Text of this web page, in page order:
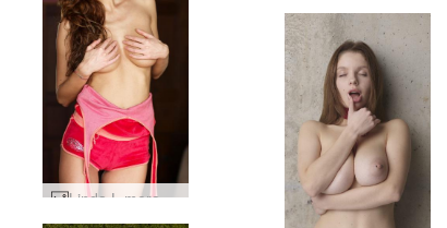
Linda L merah merah #29